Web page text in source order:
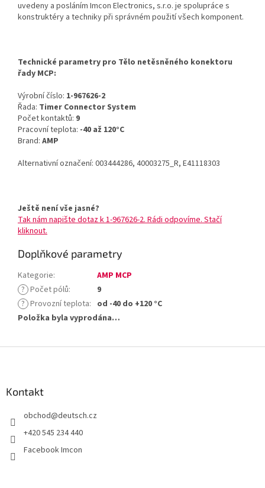
uvedeny a posláním Imcon Electronics, s.r.o. je spolupráce s
konstruktéry a techniky při správném použití všech komponent.
Technické parametry pro Tělo netěsněného konektoru
řady MCP:
Výrobní číslo: 1-967626-2
Řada: Timer Connector System
Počet kontaktů: 9
Pracovní teplota: -40 až 120°C
Brand: AMP
Alternativní označení: 003444286, 40003275_R, E41118303
Ještě není vše jasné?
Tak nám napište dotaz k 1-967626-2. Rádi odpovíme. Stačí
kliknout.
Doplňkové parametry
Kategorie:
AMP MCP
? Počet pólů:
9
? Provozní teplota: od -40 do +120 °C
Položka byla vyprodána…
Kontakt
obchod@deutsch.cz
+420 545 234 440
Facebook Imcon